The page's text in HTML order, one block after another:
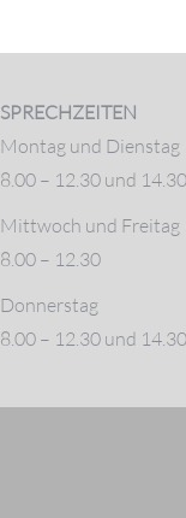
SPRECHZEITEN
Montag und Dienstag
8.00 – 12.30 und
Mittwoch und Freitag
8.00 – 12.30
Donnerstag
8.00 – 12.30 und